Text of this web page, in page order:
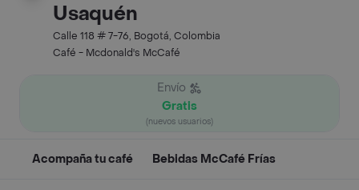
Usaquén
Calle 118 # 7-76, Bogotá, Colombia
Café - Mcdonald's McCafé
Envío
Gratis
(nuevos usuarios)
Acompaña tu café Bebidas McCafé Frías